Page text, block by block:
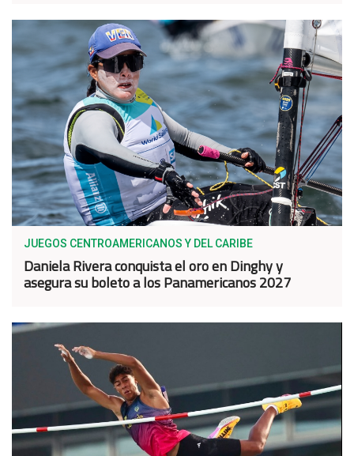
JUEGOS CENTROAMERICANOS Y DEL CARIBE
Daniela Rivera conquista el oro en Dinghy y
asegura su boleto a los Panamericanos 2027